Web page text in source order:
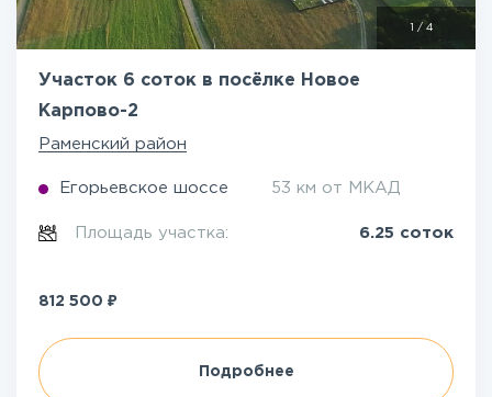
/ 4
Участок 6 соток в посёлке Новое
Карпово-2
Раменский район
Егорьевское шоссе 53 км от МКАД
Площадь участка: 6.25 соток
812 500 ₽
Подробнее